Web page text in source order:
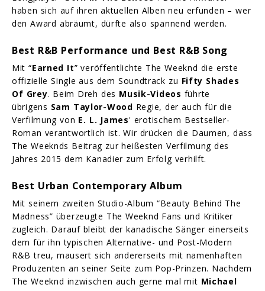
haben sich auf ihren aktuellen Alben neu erfunden – wer
den Award abräumt, dürfte also spannend werden.
Best R&B Performance und Best R&B Song
Mit “Earned It” veröffentlichte The Weeknd die erste
offizielle Single aus dem Soundtrack zu Fifty Shades
Of Grey. Beim Dreh des Musik-Videos führte
übrigens Sam Taylor-Wood Regie, der auch für die
Verfilmung von E. L. James' erotischem Bestseller-
Roman verantwortlich ist. Wir drücken die Daumen, dass
The Weeknds Beitrag zur heißesten Verfilmung des
Jahres 2015 dem Kanadier zum Erfolg verhilft.
Best Urban Contemporary Album
Mit seinem zweiten Studio-Album “Beauty Behind The
Madness” überzeugte The Weeknd Fans und Kritiker
zugleich. Darauf bleibt der kanadische Sänger einerseits
dem für ihn typischen Alternative- und Post-Modern
R&B treu, mausert sich andererseits mit namenhaften
Produzenten an seiner Seite zum Pop-Prinzen. Nachdem
The Weeknd inzwischen auch gerne mal mit Michael